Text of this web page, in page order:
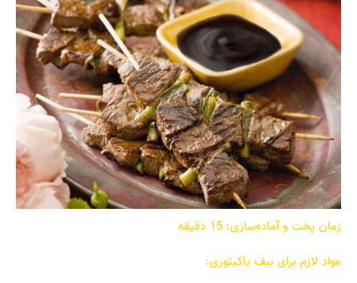
زمان پخت و آماده‌سازی: 15 دقیقه
مواد لازم برای بیف یاکیتوری: